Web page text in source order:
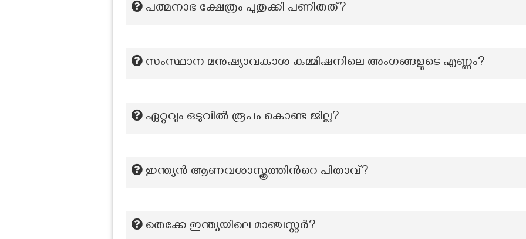
പത്മനാഭ ക്ഷേത്രം പുതുക്കി പണിതത്?
സംസ്ഥാന മനുഷ്യാവകാശ കമ്മിഷനിലെ അംഗങ്ങളുടെ എണ്ണം?
ഏറ്റവും ഒടുവിൽ രൂപം കൊണ്ട ജില്ല?
ഇന്ത്യന്‍ ആണവശാസ്ത്രത്തിന്‍റെ പിതാവ്?
തെക്കേ ഇന്ത്യയിലെ മാഞ്ചസ്റ്റർ?